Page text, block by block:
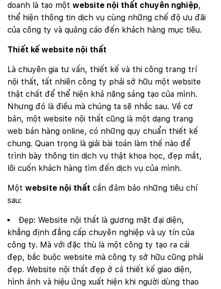
doanh là tạo một website nội thất chuyên nghiệp,
thể hiện thông tin dịch vụ cùng những chế độ ưu đãi
của công ty và quảng cáo đến khách hàng mục tiêu.
Thiết kế website nội thất
Là chuyên gia tư vấn, thiết kế và thi công trang trí
nội thất, tất nhiên công ty phải sở hữu một website
thật chất để thể hiện khả năng sáng tạo của mình.
Nhưng đó là điều mà chúng ta sẽ nhắc sau. Về cơ
bản, một website nội thất cũng là một dạng trang
web bán hàng online, có những quy chuẩn thiết kế
chung. Quan trọng là giải bài toán làm thế nào để
trình bày thông tin dịch vụ thật khoa học, đẹp mắt,
lôi cuốn khách hàng tìm đến dịch vụ của mình.
Một website nội thất cần đảm bảo những tiêu chí
sau:
Đẹp: Website nội thất là gương mặt đại diện,
khẳng định đẳng cấp chuyên nghiệp và uy tín của
công ty. Mà với đặc thù là một công ty tạo ra cái
đẹp, bắc buộc website mà công ty sở hữu cũng phải
đẹp. Website nội thất đẹp ở cả thiết kế giao diện,
hình ảnh và hiệu ứng xuất hiện khi người dùng thao